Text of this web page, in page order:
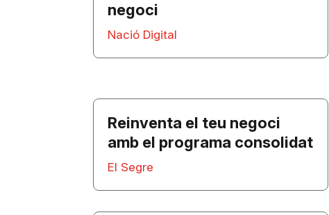
negoci
Nació Digital
Reinventa el teu negoci
amb el programa consolidat
El Segre